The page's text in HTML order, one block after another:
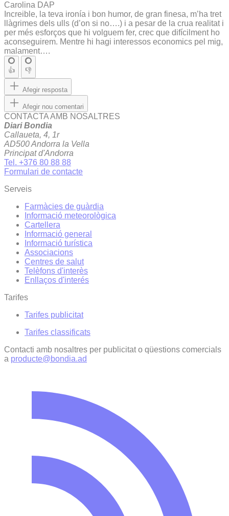
Carolina DAP
Increible, la teva ironía i bon humor, de gran finesa, m’ha tret
llàgrimes dels ulls (d’on si no….) i a pesar de la crua realitat i
per més esforços que hi volguem fer, crec que difícilment ho
aconseguirem. Mentre hi hagi interessos economics pel mig,
malament….
👍 👎
Afegir resposta
Afegir nou comentari
CONTACTA AMB NOSALTRES
Diari Bondia
Callaueta, 4, 1r
AD500 Andorra la Vella
Principat d'Andorra
Tel. +376 80 88 88
Formulari de contacte
Serveis
Farmàcies de guàrdia
Informació meteorològica
Cartellera
Informació general
Informació turística
Associacions
Centres de salut
Telèfons d'interès
Enllaços d'interés
Tarifes
Tarifes publicitat
Tarifes classificats
Contacti amb nosaltres per publicitat o qüestions comercials
a producte@bondia.ad